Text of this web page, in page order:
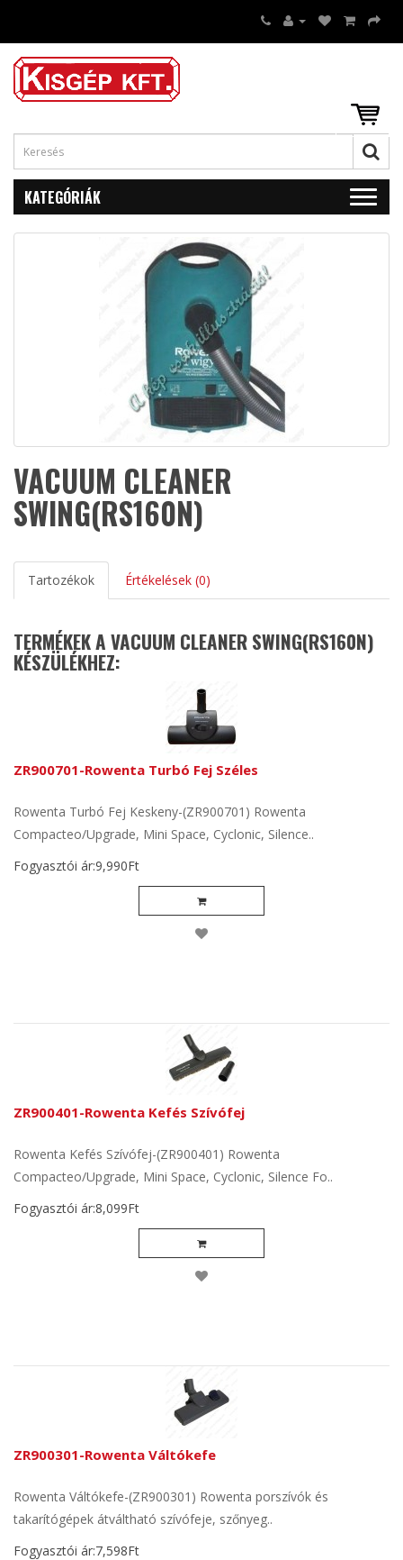
KATEGÓRIÁK
VACUUM CLEANER
SWING(RS160N)
Tartozékok Értékelések (0)
TERMÉKEK A VACUUM CLEANER SWING(RS160N)
KÉSZÜLÉKHEZ:
ZR900701-Rowenta Turbó Fej Széles
Rowenta Turbó Fej Keskeny-(ZR900701) Rowenta
Compacteo/Upgrade, Mini Space, Cyclonic, Silence..
Fogyasztói ár:9,990Ft
ZR900401-Rowenta Kefés Szívófej
Rowenta Kefés Szívófej-(ZR900401) Rowenta
Compacteo/Upgrade, Mini Space, Cyclonic, Silence Fo..
Fogyasztói ár:8,099Ft
ZR900301-Rowenta Váltókefe
Rowenta Váltókefe-(ZR900301) Rowenta porszívók és
takarítógépek átváltható szívófeje, szőnyeg..
Fogyasztói ár:7,598Ft